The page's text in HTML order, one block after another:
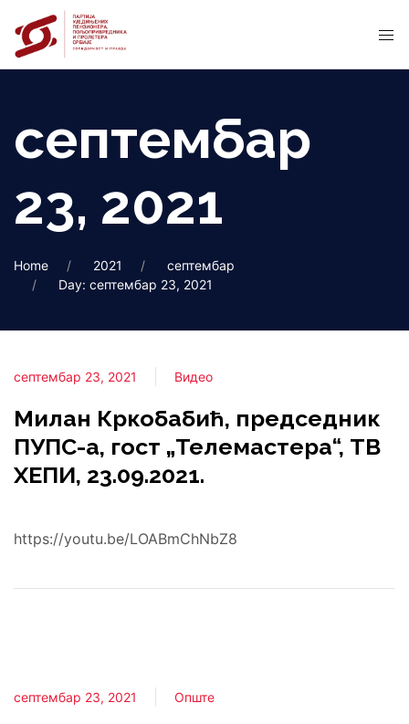
септембар
23, 2021
Home 2021
септембар
Day: септембар 23, 2021
септембар 23, 2021 Видео
Милан Кркобабић, председник
ПУПС-а, гост „Телемастера“, ТВ
ХЕПИ, 23.09.2021.
https://youtu.be/LOABmChNbZ8
септембар 23, 2021 Опште